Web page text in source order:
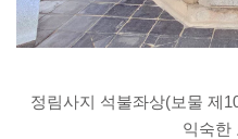
정림사지 석불좌상(보물 제
익숙한